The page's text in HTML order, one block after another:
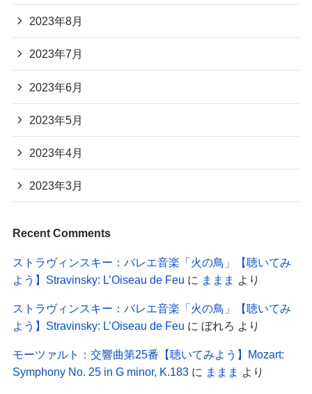
2023年8月
2023年7月
2023年6月
2023年5月
2023年4月
2023年3月
Recent Comments
ストラヴィンスキー：バレエ音楽「火の鳥」【聴いてみ
よう】Stravinsky: L’Oiseau de Feu に ままま より
ストラヴィンスキー：バレエ音楽「火の鳥」【聴いてみ
よう】Stravinsky: L’Oiseau de Feu に ぼれろ より
モーツァルト：交響曲第25番【聴いてみよう】Mozart:
Symphony No. 25 in G minor, K.183に ままま より